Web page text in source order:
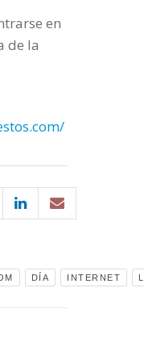
en
de la
DÍA INTERNET